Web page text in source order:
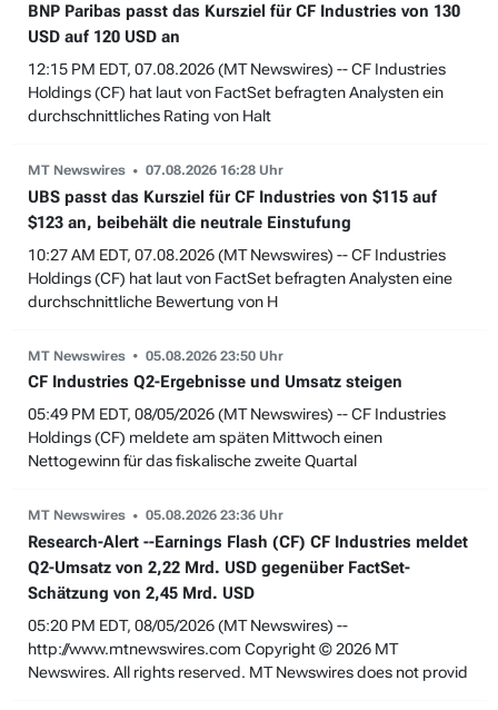
BNP Paribas passt das Kursziel für CF Industries von 130
USD auf 120 USD an
12:15 PM EDT, 07.08.2026 (MT Newswires) -- CF Industries
Holdings (CF) hat laut von FactSet befragten Analysten ein
durchschnittliches Rating von Halt
MT Newswires 07.08.2026 16:28 Uhr
UBS passt das Kursziel für CF Industries von $115 auf
$123 an, beibehält die neutrale Einstufung
10:27 AM EDT, 07.08.2026 (MT Newswires) -- CF Industries
Holdings (CF) hat laut von FactSet befragten Analysten eine
durchschnittliche Bewertung von H
MT Newswires 05.08.2026 23:50 Uhr
CF Industries Q2-Ergebnisse und Umsatz steigen
05:49 PM EDT, 08/05/2026 (MT Newswires) -- CF Industries
Holdings (CF) meldete am späten Mittwoch einen
Nettogewinn für das fiskalische zweite Quartal
MT Newswires 05.08.2026 23:36 Uhr
Research-Alert --Earnings Flash (CF) CF Industries meldet
Q2-Umsatz von 2,22 Mrd. USD gegenüber FactSet-
Schätzung von 2,45 Mrd. USD
05:20 PM EDT, 08/05/2026 (MT Newswires) --
http://www.mtnewswires.com Copyright © 2026 MT
Newswires. All rights reserved. MT Newswires does not provid